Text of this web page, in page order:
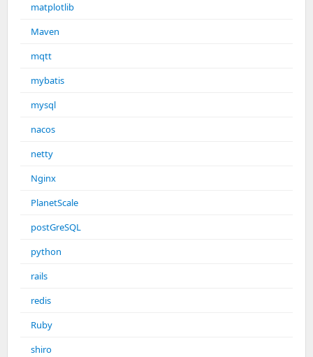
matplotlib
Maven
mqtt
mybatis
mysql
nacos
netty
Nginx
PlanetScale
postGreSQL
python
rails
redis
Ruby
shiro